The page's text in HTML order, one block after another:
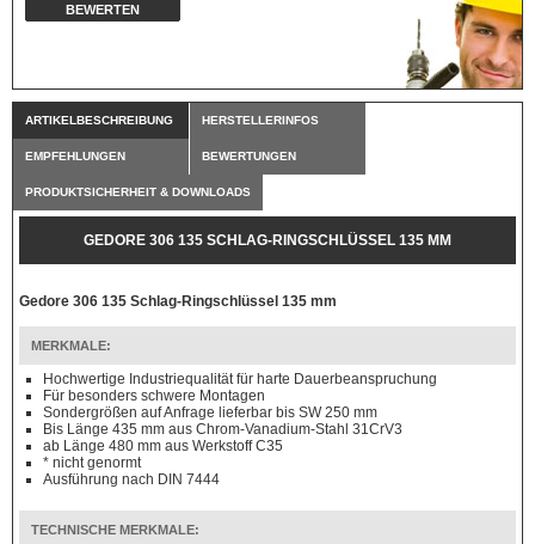
BEWERTEN
ARTIKELBESCHREIBUNG HERSTELLERINFOS
EMPFEHLUNGEN BEWERTUNGEN
PRODUKTSICHERHEIT & DOWNLOADS
GEDORE 306 135 SCHLAG-RINGSCHLÜSSEL 135 MM
Gedore 306 135 Schlag-Ringschlüssel 135 mm
MERKMALE:
Hochwertige Industriequalität für harte Dauerbeanspruchung
Für besonders schwere Montagen
Sondergrößen auf Anfrage lieferbar bis SW 250 mm
Bis Länge 435 mm aus Chrom-Vanadium-Stahl 31CrV3
ab Länge 480 mm aus Werkstoff C35
* nicht genormt
Ausführung nach DIN 7444
TECHNISCHE MERKMALE: